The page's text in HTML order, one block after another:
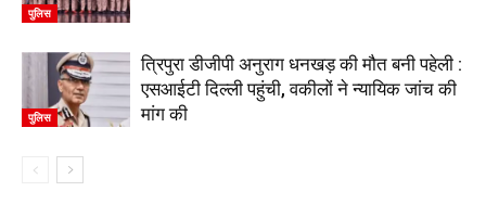
पुलिस
पुलिस
त्रिपुरा डीजीपी अनुराग धनखड़ की मौत बनी पहेली :
एसआईटी दिल्ली पहुंची, वकीलों ने न्यायिक जांच की
मांग की